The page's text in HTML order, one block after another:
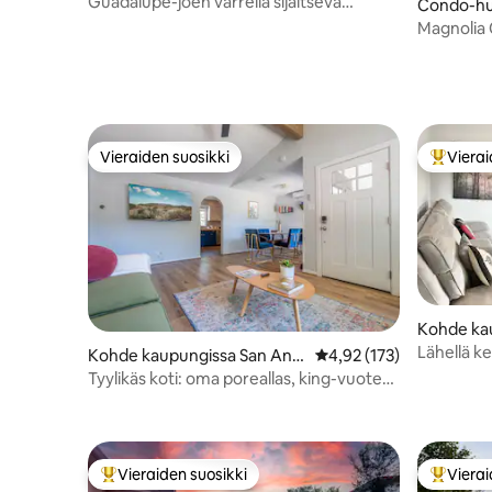
Condo-
sa San
Magnolia
Vieraiden suosikki
Vieraiden suosikki
Kohde kaupungissa San Ant
onio
Keskimääräinen arvio
4,92 (173)
Tyylikäs koti: oma poreallas, king-vuoteet
Kohde
onio
Lähellä
Vieraiden suosikkien parhaimmistoa
Vieraiden suosikki